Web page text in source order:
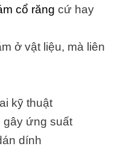
cổ răng cứ hay
ở vật liệu, mà liên
kỹ thuật
ứng suất
dính